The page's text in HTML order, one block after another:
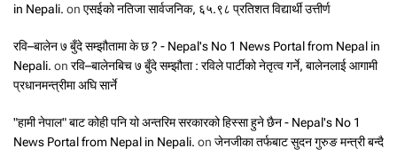
in Nepali. on एसईको नतिजा सार्वजनिक, ६५.९८ प्रतिशत विद्यार्थी उत्तीर्ण
रवि–बालेन ७ बुँदे सम्झौतामा के छ ? - Nepal's No 1 News Portal from Nepal in
Nepali. on रवि–बालेनबिच ७ बुँदे सम्झौता : रविले पार्टीको नेतृत्व गर्ने, बालेनलाई आगामी
प्रधानमन्त्रीमा अघि सार्ने
"हामी नेपाल" बाट कोही पनि यो अन्तरिम सरकारको हिस्सा हुने छैन - Nepal's No 1
News Portal from Nepal in Nepali. on जेनजीका तर्फबाट सुदन गुरुङ मन्त्री बन्दै